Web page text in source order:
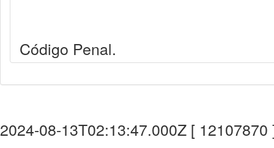
Código Penal.
2024-08-13T02:13:47.000Z [ 12107870